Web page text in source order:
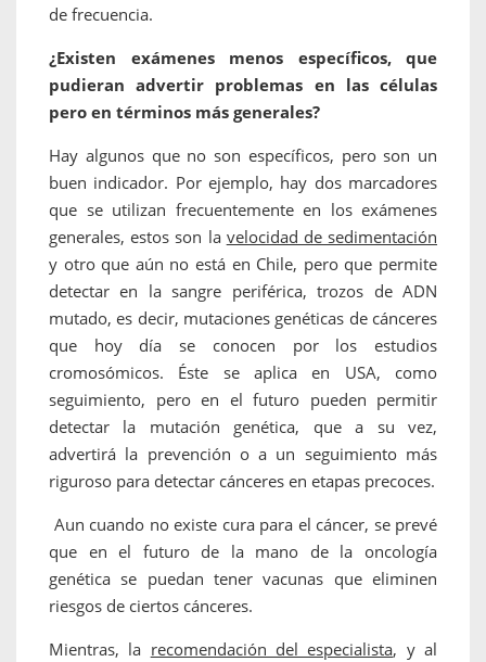
de frecuencia.
¿Existen exámenes menos específicos, que
pudieran advertir problemas en las células
pero en términos más generales?
Hay algunos que no son específicos, pero son un
buen indicador. Por ejemplo, hay dos marcadores
que se utilizan frecuentemente en los exámenes
generales, estos son la velocidad de sedimentación
y otro que aún no está en Chile, pero que permite
detectar en la sangre periférica, trozos de ADN
mutado, es decir, mutaciones genéticas de cánceres
que hoy día se conocen por los estudios
cromosómicos. Éste se aplica en USA, como
seguimiento, pero en el futuro pueden permitir
detectar la mutación genética, que a su vez,
advertirá la prevención o a un seguimiento más
riguroso para detectar cánceres en etapas precoces.
Aun cuando no existe cura para el cáncer, se prevé
que en el futuro de la mano de la oncología
genética se puedan tener vacunas que eliminen
riesgos de ciertos cánceres.
Mientras, la recomendación del especialista, y al